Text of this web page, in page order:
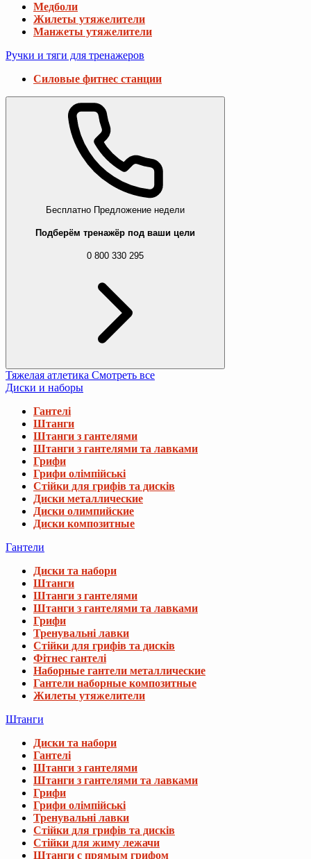
Медболи
Жилеты утяжелители
Манжеты утяжелители
Ручки и тяги для тренажеров
Силовые фитнес станции
Бесплатно Предложение недели
Подберём тренажёр под ваши цели
0 800 330 295
Тяжелая атлетика Смотреть все
Диски и наборы
Гантелі
Штанги
Штанги з гантелями
Штанги з гантелями та лавками
Грифи
Грифи олімпійські
Стійки для грифів та дисків
Диски металлические
Диски олимпийские
Диски композитные
Гантели
Диски та набори
Штанги
Штанги з гантелями
Штанги з гантелями та лавками
Грифи
Тренувальні лавки
Стійки для грифів та дисків
Фітнес гантелі
Наборные гантели металлические
Гантели наборные композитные
Жилеты утяжелители
Штанги
Диски та набори
Гантелі
Штанги з гантелями
Штанги з гантелями та лавками
Грифи
Грифи олімпійські
Тренувальні лавки
Стійки для грифів та дисків
Стійки для жиму лежачи
Штанги с прямым грифом